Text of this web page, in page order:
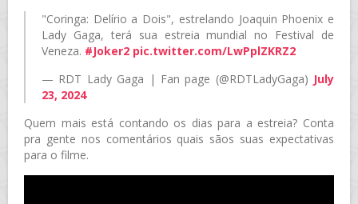
"Coringa: Delírio a Dois", estrelando Joaquin Phoenix e
Lady Gaga, terá sua estreia mundial no Festival de
Veneza. #Joker2 pic.twitter.com/LwPplZKRZ2
— RDT Lady Gaga | Fan page (@RDTLadyGaga) July
23, 2024
Quem mais está contando os dias para a estreia? Conta
pra gente nos comentários quais sãos suas expectativas
para o filme.